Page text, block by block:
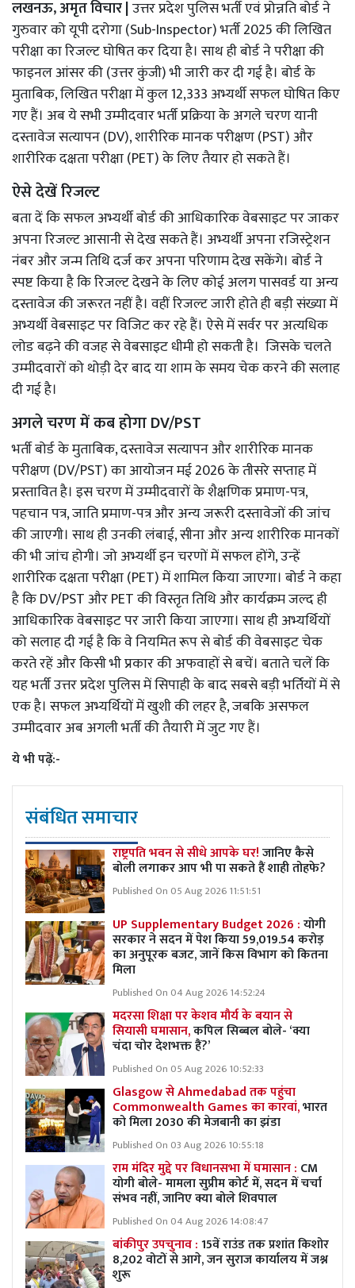
लखनऊ, अमृत विचार |उत्तर प्रदेश पुलिस भर्ती एवं प्रोन्नति बोर्ड ने
गुरुवार को यूपी दरोगा (Sub-Inspector) भर्ती 2025 की लिखित
परीक्षा का रिजल्ट घोषित कर दिया है। साथ ही बोर्ड ने परीक्षा की
फाइनल आंसर की (उत्तर कुंजी) भी जारी कर दी गई है। बोर्ड के
मुताबिक, लिखित परीक्षा में कुल 12,333 अभ्यर्थी सफल घोषित किए
गए हैं। अब ये सभी उम्मीदवार भर्ती प्रक्रिया के अगले चरण यानी
दस्तावेज सत्यापन (DV), शारीरिक मानक परीक्षण (PST) और
शारीरिक दक्षता परीक्षा (PET) के लिए तैयार हो सकते हैं।
ऐसे देखें रिजल्ट
बता दें कि सफल अभ्यर्थी बोर्ड की आधिकारिक वेबसाइट पर जाकर
अपना रिजल्ट आसानी से देख सकते हैं। अभ्यर्थी अपना रजिस्ट्रेशन
नंबर और जन्म तिथि दर्ज कर अपना परिणाम देख सकेंगे। बोर्ड ने
स्पष्ट किया है कि रिजल्ट देखने के लिए कोई अलग पासवर्ड या अन्य
दस्तावेज की जरूरत नहीं है। वहीं रिजल्ट जारी होते ही बड़ी संख्या में
अभ्यर्थी वेबसाइट पर विजिट कर रहे हैं। ऐसे में सर्वर पर अत्यधिक
लोड बढ़ने की वजह से वेबसाइट धीमी हो सकती है। जिसके चलते
उम्मीदवारों को थोड़ी देर बाद या शाम के समय चेक करने की सलाह
दी गई है।
अगले चरण में कब होगा DV/PST
भर्ती बोर्ड के मुताबिक, दस्तावेज सत्यापन और शारीरिक मानक
परीक्षण (DV/PST) का आयोजन मई 2026 के तीसरे सप्ताह में
प्रस्तावित है। इस चरण में उम्मीदवारों के शैक्षणिक प्रमाण-पत्र,
पहचान पत्र, जाति प्रमाण-पत्र और अन्य जरूरी दस्तावेजों की जांच
की जाएगी। साथ ही उनकी लंबाई, सीना और अन्य शारीरिक मानकों
की भी जांच होगी। जो अभ्यर्थी इन चरणों में सफल होंगे, उन्हें
शारीरिक दक्षता परीक्षा (PET) में शामिल किया जाएगा। बोर्ड ने कहा
है कि DV/PST और PET की विस्तृत तिथि और कार्यक्रम जल्द ही
आधिकारिक वेबसाइट पर जारी किया जाएगा। साथ ही अभ्यर्थियों
को सलाह दी गई है कि वे नियमित रूप से बोर्ड की वेबसाइट चेक
करते रहें और किसी भी प्रकार की अफवाहों से बचें। बताते चलें कि
यह भर्ती उत्तर प्रदेश पुलिस में सिपाही के बाद सबसे बड़ी भर्तियों में से
एक है। सफल अभ्यर्थियों में खुशी की लहर है, जबकि असफल
उम्मीदवार अब अगली भर्ती की तैयारी में जुट गए हैं।
ये भी पढ़ें:-
संबंधित समाचार
राष्ट्रपति भवन से सीधे आपके घर!जानिए कैसे
बोली लगाकर आप भी पा सकते हैं शाही तोहफे?
Published On 05 Aug 2026 11:51:51
UP Supplementary Budget 2026 :योगी
सरकार ने सदन में पेश किया 59,019.54 करोड़
का अनुपूरक बजट, जानें किस विभाग को कितना
मिला
Published On 04 Aug 2026 14:52:24
मदरसा शिक्षा पर केशव मौर्य के बयान से
सियासी घमासान,कपिल सिब्बल बोले- ‘क्या
चंदा चोर देशभक्त हैं?’
Published On 05 Aug 2026 10:52:33
Glasgow से Ahmedabad तक पहुंचा
Commonwealth Games का कारवां,भारत
को मिला 2030 की मेजबानी का झंडा
Published On 03 Aug 2026 10:55:18
राम मंदिर मुद्दे पर विधानसभा में घमासान : CM
योगी बोले- मामला सुप्रीम कोर्ट में, सदन में चर्चा
संभव नहीं, जानिए क्या बोले शिवपाल
Published On 04 Aug 2026 14:08:47
बांकीपुर उपचुनाव :15वें राउंड तक प्रशांत किशोर
8,202 वोटों से आगे, जन सुराज कार्यालय में जश्न
शुरू